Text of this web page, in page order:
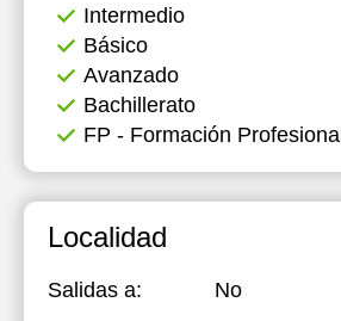
Intermedio
Básico
Avanzado
Bachillerato
FP - Formación Profesional
Localidad
Salidas a: No